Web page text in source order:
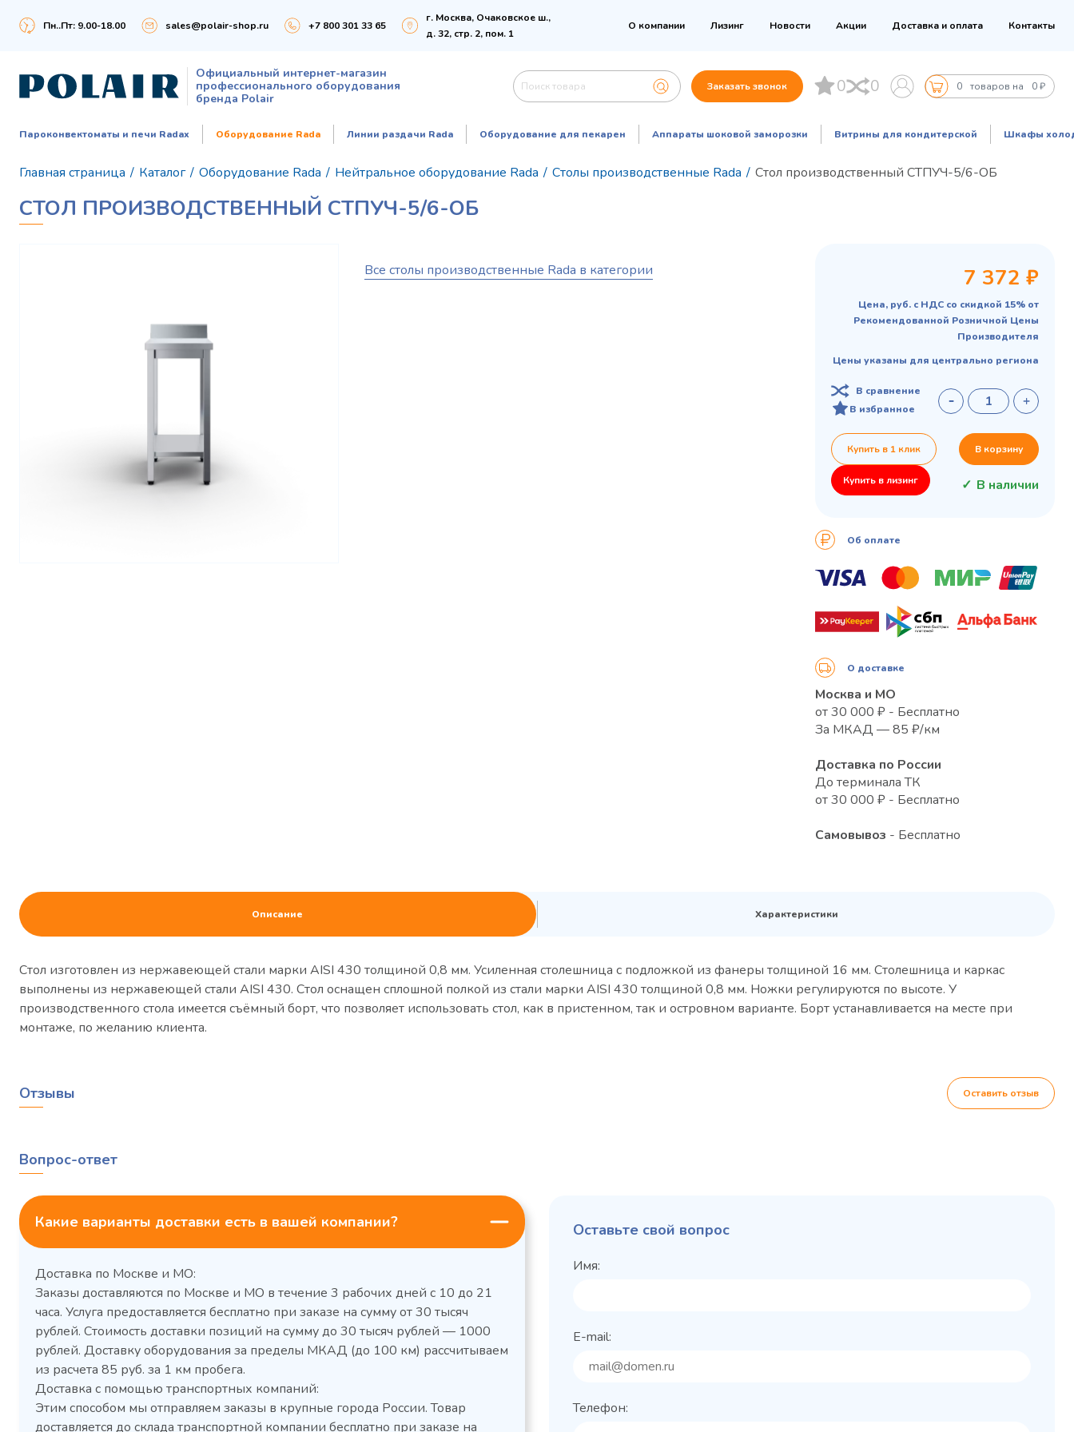
Пн..Пт: 9.00-18.00 sales@polair-shop.ru +7 800 301 33 65
г. Москва, Очаковское ш.,
д. 32, стр. 2, пом. 1
О компании Лизинг Новости Акции Доставка и оплата Контакты
Официальный интернет-магазин
профессионального оборудования
бренда Polair
Заказать звонок 0 0 0 товаров на 0 ₽
Пароконвектоматы и печи Radax Оборудование Rada Линии раздачи Rada Оборудование для пекарен Аппараты шоковой заморозки Витрины для кондитерской Шкафы
Главная страница / Каталог / Оборудование Rada / Нейтральное оборудование Rada / Столы производственные Rada / Стол производственный СТПУЧ-5/6-ОБ
СТОЛ ПРОИЗВОДСТВЕННЫЙ СТПУЧ-5/6-ОБ
Все столы производственные Rada в категории 7 372 ₽
Цена, руб. с НДС со скидкой 15% от
Рекомендованной Розничной Цены
Производителя
Цены указаны для центрально региона
В сравнение
В избранное
Купить в 1 клик В корзину
Купить в лизинг В наличии
Об оплате
О доставке
Москва и МО
от 30 000 ₽ - Бесплатно
За МКАД — 85 ₽/км
Доставка по России
До терминала ТК
от 30 000 ₽ - Бесплатно
Самовывоз - Бесплатно
Описание Характеристики
Стол изготовлен из нержавеющей стали марки AISI 430 толщиной 0,8 мм. Усиленная столешница с подложкой из фанеры толщиной 16 мм. Столешница и каркас
выполнены из нержавеющей стали AISI 430. Стол оснащен сплошной полкой из стали марки AISI 430 толщиной 0,8 мм. Ножки регулируются по высоте. У
производственного стола имеется съёмный борт, что позволяет использовать стол, как в пристенном, так и островном варианте. Борт устанавливается на месте при
монтаже, по желанию клиента.
Холодильный шкаф Polair
CM105-G из нержавеющей
стали
Расход
электроэнергии за
3,5
Холодильный стол Polair
TM2-G
среднетемпературный
Артикул 1050421d
Холодильный
Polair ШХФ-0,2
Расход
Отзывы Оставить отзыв
Вопрос-ответ
Какие варианты доставки есть в вашей компании?
Доставка по Москве и МО:
Заказы доставляются по Москве и МО в течение 3 рабочих дней с 10 до 21
часа. Услуга предоставляется бесплатно при заказе на сумму от 30 тысяч
рублей. Стоимость доставки позиций на сумму до 30 тысяч рублей — 1000
рублей. Доставку оборудования за пределы МКАД (до 100 км) рассчитываем
из расчета 85 руб. за 1 км пробега.
Доставка с помощью транспортных компаний:
Этим способом мы отправляем заказы в крупные города России. Товар
доставляется до склада транспортной компании бесплатно при заказе на
Оставьте свой вопрос
Имя:
E-mail:
Телефон: